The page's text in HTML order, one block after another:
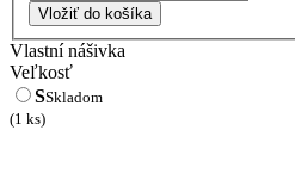
Vložiť do košíka
Vlastní nášivka
Veľkosť
SSkladom
(1 ks)